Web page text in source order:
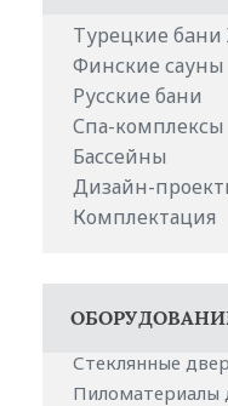
Турeцкие
Финские сауны
Русские бани
Спа-комплексы
Бассейны
Дизайн-
Комплектация
Стеклянные
Пиломатериалы